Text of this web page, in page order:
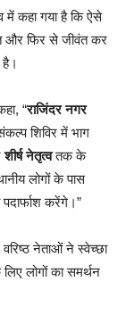
में कहा गया है कि ऐसे
और फिर से जीवंत कर
“राजिंदर नगर
शिविर में भाग
शीर्ष नेतृत्वतक के
लोगों के पास
करेंगे।”
नेताओं ने स्वेच्छा
लोगों का समर्थन